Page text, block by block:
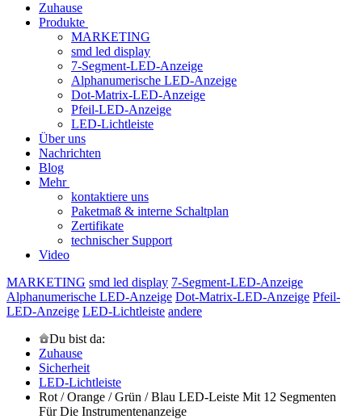
Zuhause
Produkte
MARKETING
smd led display
7-Segment-LED-Anzeige
Alphanumerische LED-Anzeige
Dot-Matrix-LED-Anzeige
Pfeil-LED-Anzeige
LED-Lichtleiste
Über uns
Nachrichten
Blog
Mehr
kontaktiere uns
Paketmaß & interne Schaltplan
Zertifikate
technischer Support
Video
MARKETING smd led display 7-Segment-LED-Anzeige
Alphanumerische LED-Anzeige Dot-Matrix-LED-Anzeige Pfeil-
LED-Anzeige LED-Lichtleiste andere
Du bist da:
Zuhause
Sicherheit
LED-Lichtleiste
Rot / Orange / Grün / Blau LED-Leiste Mit 12 Segmenten
Für Die Instrumentenanzeige